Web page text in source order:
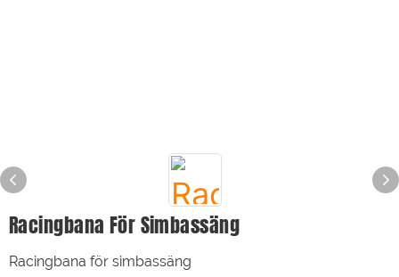
Racingbana För Simbassäng
Racingbana för simbassäng